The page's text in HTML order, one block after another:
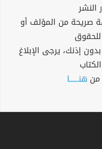
النشر
صريحة من المؤلف أو
إذنك، يرجى الإبلاغ
من هنــــــا